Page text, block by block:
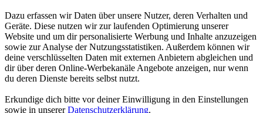
Dazu erfassen wir Daten über unsere Nutzer, deren Verhalten und
Geräte. Diese nutzen wir zur laufenden Optimierung unserer
Website und um dir personalisierte Werbung und Inhalte anzuzeigen
sowie zur Analyse der Nutzungsstatistiken. Außerdem können wir
deine verschlüsselten Daten mit externen Anbietern abgleichen und
dir über deren Online-Werbekanäle Angebote anzeigen, nur wenn
du deren Dienste bereits selbst nutzt.
Erkundige dich bitte vor deiner Einwilligung in den Einstellungen
sowie in unsererDatenschutzerklärung.